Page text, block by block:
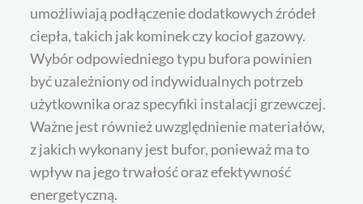
umożliwiają podłączenie dodatkowych źródeł
ciepła, takich jak kominek czy kocioł gazowy.
Wybór odpowiedniego typu bufora powinien
być uzależniony od indywidualnych potrzeb
użytkownika oraz specyfiki instalacji grzewczej.
Ważne jest również uwzględnienie materiałów,
z jakich wykonany jest bufor, ponieważ ma to
wpływ na jego trwałość oraz efektywność
energetyczną.